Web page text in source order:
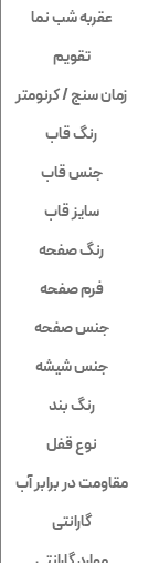
عقربه شب نما
تقویم
زمان سنج / کرنومتر
رنگ قاب
جنس قاب
سایز قاب
رنگ صفحه
فرم صفحه
جنس صفحه
جنس شیشه
رنگ بند
نوع قفل
مقاومت در برابر آب
گارانتی